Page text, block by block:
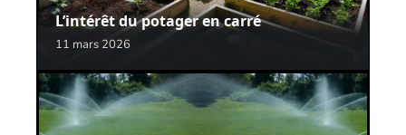
L’intérêt du potager en carré
11 mars 2026